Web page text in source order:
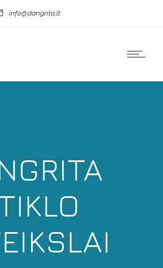
info@dangrita.lt